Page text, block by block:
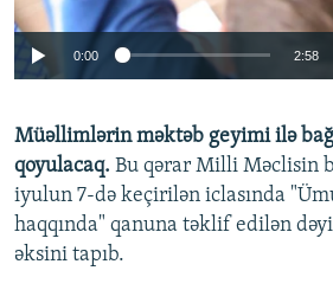
0:00 2:58
Müəllimlərin məktəb geyimi ilə
qoyulacaq. Bu qərar Milli Məclisin
iyulun 7-də keçirilən iclasında
haqqında" qanuna təklif edilən
əksini tapıb.